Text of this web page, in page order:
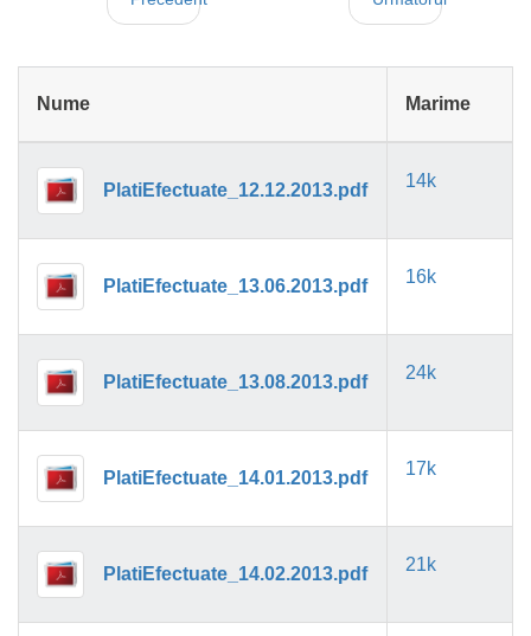
Nume Marime
PlatiEfectuate_12.12.2013.pdf 14k
PlatiEfectuate_13.06.2013.pdf 16k
PlatiEfectuate_13.08.2013.pdf 24k
PlatiEfectuate_14.01.2013.pdf 17k
PlatiEfectuate_14.02.2013.pdf 21k